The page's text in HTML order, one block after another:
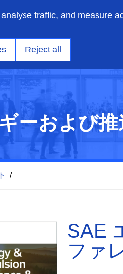
traffic, and measure
Reject all
ンエンジニアリング
ーおよび
/
SAE
ファ